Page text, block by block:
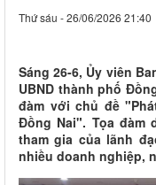
Thứ sáu - 26/06/2026 21:40
Sáng 26-6, Ủy viên
UBND thành phố
đàm với chủ đề
Đồng Nai". Tọa đàm
tham gia của lãnh
nhiều doanh nghiệp,